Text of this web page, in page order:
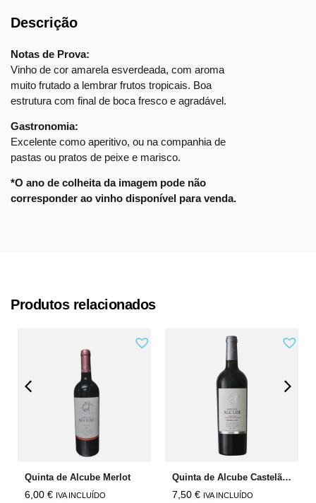
Descrição
Notas de Prova:
Vinho de cor amarela esverdeada, com aroma
muito frutado a lembrar frutos tropicais. Boa
estrutura com final de boca fresco e agradável.
Gastronomia:
Excelente como aperitivo, ou na companhia de
pastas ou pratos de peixe e marisco.
*O ano de colheita da imagem pode não
corresponder ao vinho disponível para venda.
Produtos relacionados
Quinta de Alcube Merlot
6,00 € IVA INCLUÍDO
Quinta de Alcube Castelão Cabernet Sauvignon
7,50 € IVA INCLUÍDO